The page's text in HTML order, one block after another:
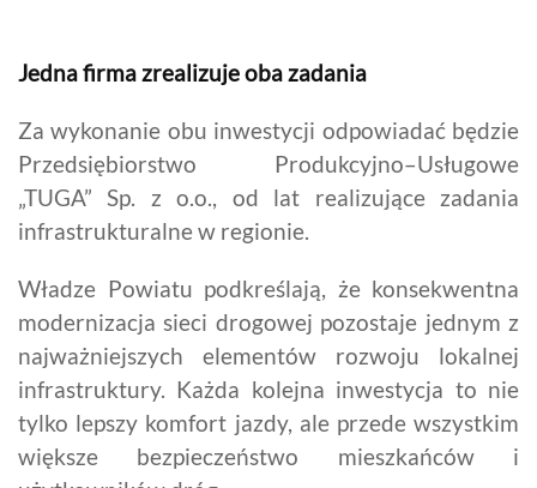
Jedna firma zrealizuje oba zadania
Za wykonanie obu inwestycji odpowiadać będzie
Przedsiębiorstwo Produkcyjno–Usługowe
„TUGA” Sp. z o.o., od lat realizujące zadania
infrastrukturalne w regionie.
Władze Powiatu podkreślają, że konsekwentna
modernizacja sieci drogowej pozostaje jednym z
najważniejszych elementów rozwoju lokalnej
infrastruktury. Każda kolejna inwestycja to nie
tylko lepszy komfort jazdy, ale przede wszystkim
większe bezpieczeństwo mieszkańców i